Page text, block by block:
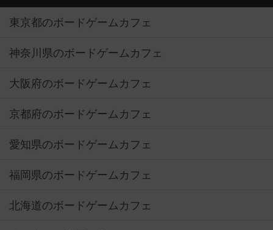
東京都のボードゲームカフェ
神奈川県のボードゲームカフェ
大阪府のボードゲームカフェ
京都府のボードゲームカフェ
愛知県のボードゲームカフェ
福岡県のボードゲームカフェ
北海道のボードゲームカフェ